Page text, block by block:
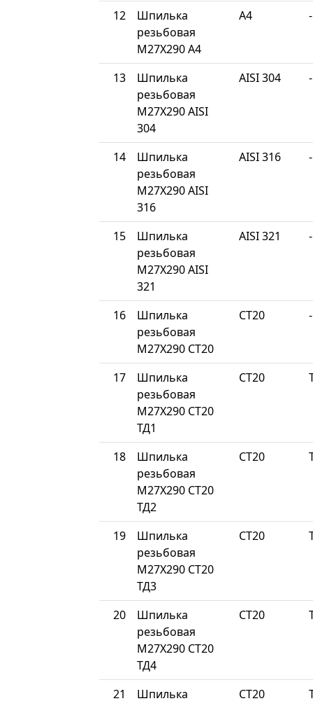
12
Шпилька
резьбовая
М27Х290 A4
A4 -
13
Шпилька
резьбовая
М27Х290 AISI
304
AISI 304 -
14
Шпилька
резьбовая
М27Х290 AISI
316
AISI 316 -
15
Шпилька
резьбовая
М27Х290 AISI
321
AISI 321 -
16
Шпилька
резьбовая
М27Х290 СТ20
СТ20 -
17
Шпилька
резьбовая
М27Х290 СТ20
ТД1
СТ20
18
Шпилька
резьбовая
М27Х290 СТ20
ТД2
СТ20
19
Шпилька
резьбовая
М27Х290 СТ20
ТД3
СТ20
20
Шпилька
резьбовая
М27Х290 СТ20
ТД4
СТ20
21
Шпилька
СТ20